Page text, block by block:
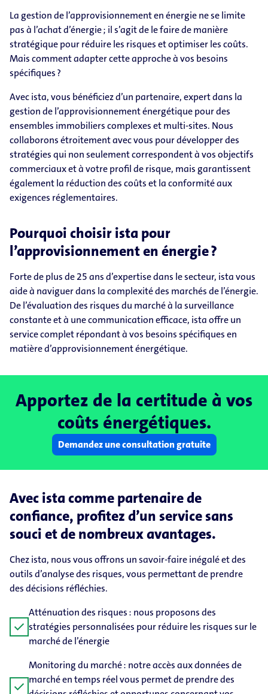
La gestion de l’approvisionnement en énergie ne se limite
pas à l’achat d’énergie ; il s’agit de le faire de manière
stratégique pour réduire les risques et optimiser les coûts.
Mais comment adapter cette approche à vos besoins
spécifiques ?
Avec ista, vous bénéficiez d’un partenaire, expert dans la
gestion de l’approvisionnement énergétique pour des
ensembles immobiliers complexes et multi-sites. Nous
collaborons étroitement avec vous pour développer des
stratégies qui non seulement correspondent à vos objectifs
commerciaux et à votre profil de risque, mais garantissent
également la réduction des coûts et la conformité aux
exigences réglementaires.
Pourquoi choisir ista pour
l’approvisionnement en énergie ?
Forte de plus de 25 ans d’expertise dans le secteur, ista vous
aide à naviguer dans la complexité des marchés de l’énergie.
De l’évaluation des risques du marché à la surveillance
constante et à une communication efficace, ista offre un
service complet répondant à vos besoins spécifiques en
matière d’approvisionnement énergétique.
Apportez de la certitude à vos
coûts énergétiques.
Demandez une consultation gratuite
Avec ista comme partenaire de
confiance, profitez d’un service sans
souci et de nombreux avantages.
Chez ista, nous vous offrons un savoir-faire inégalé et des
outils d’analyse des risques, vous permettant de prendre
des décisions réfléchies.
check
Atténuation des risques : nous proposons des
stratégies personnalisées pour réduire les risques sur le
marché de l’énergie
check
Monitoring du marché : notre accès aux données de
marché en temps réel vous permet de prendre des